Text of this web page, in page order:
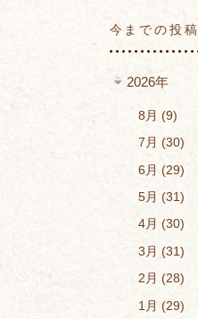
今までの投稿
2026年
8月
9
7月
30
6月
29
5月
31
4月
30
3月
31
2月
28
1月
29